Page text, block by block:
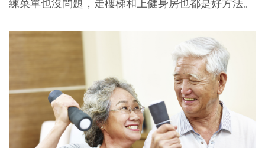
練菜單也沒問題，走樓梯和上健身房也都是好方法。